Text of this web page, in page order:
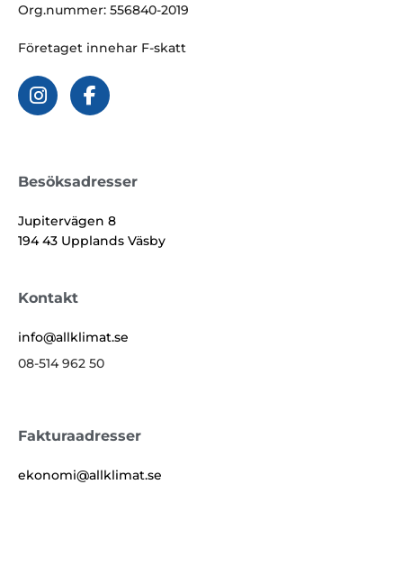
Org.nummer: 556840-2019
Företaget innehar F-skatt
Besöksadresser
Jupitervägen 8
194 43 Upplands Väsby
Kontakt
info@allklimat.se
08-514 962 50
Fakturaadresser
ekonomi@allklimat.se